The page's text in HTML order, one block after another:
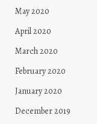
May 2020
April 2020
March 2020
February 2020
January 2020
December 2019